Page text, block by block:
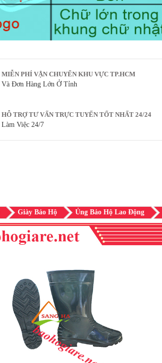
MIỄN PHÍ VẬN CHUYỂN KHU VỰC TP.HCM
Và Đơn Hàng Lớn Ở Tỉnh
HỖ TRỢ TƯ VẤN TRỰC TUYẾN TỐT NHẤT 24/24
Làm Việc 24/7
Giày Bảo Hộ Ủng Bảo Hộ Lao Động